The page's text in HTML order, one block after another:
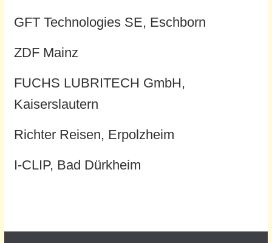
GFT Technologies SE, Eschborn
ZDF Mainz
FUCHS LUBRITECH GmbH,
Kaiserslautern
Richter Reisen, Erpolzheim
I-CLIP, Bad Dürkheim